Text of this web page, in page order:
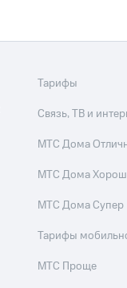
Тарифы
Связь, ТВ и
МТС Дома
МТС Дома
МТС Дома Супер
Тарифы
МТС Проще